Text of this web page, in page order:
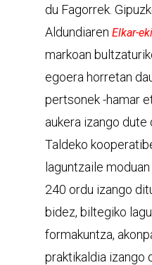
du Fagorrek.
Aldundiaren Elkar-
markoan
egoera horretan
pertsonek -hamar
aukera izango
Taldeko
laguntzaile
240 ordu izango
bidez, biltegiko
formakuntza,
praktikaldia izango